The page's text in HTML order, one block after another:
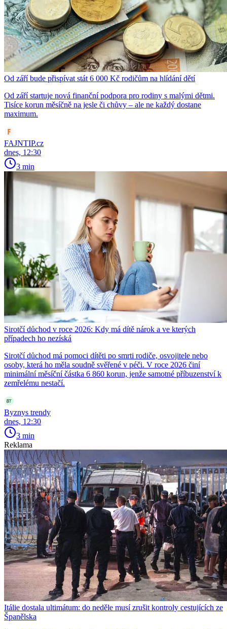
Od září bude přispívat stát 6 000 Kč rodičům na hlídání dětí
Od září startuje nová finanční podpora pro rodiny s malými dětmi.
Tisíce korun měsíčně na jesle či chůvy – ale ne každý dostane
maximum.
FAJNTIP.cz
dnes, 12:30
3 min
Sirotčí důchod v roce 2026: Kdy má dítě nárok a ve kterých
případech ho nezíská
Sirotčí důchod má pomoci dítěti po smrti rodiče, osvojitele nebo
osoby, která ho měla soudně svěřené v péči. V roce 2026 činí
minimální měsíční částka 6 860 korun, jenže samotné příbuzenství k
zemřelému nestačí.
Byznys trendy
dnes, 12:30
3 min
Reklama
Itálie dostala ultimátum: do neděle musí zrušit kontroly cestujících ze
Španělska